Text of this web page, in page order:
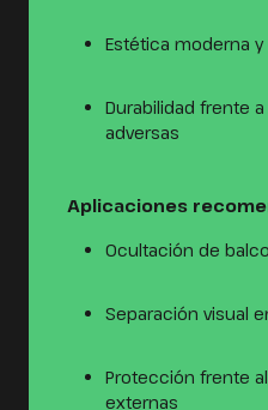
Estética moderna
Durabilidad frente
adversas
Aplicaciones
Ocultación de
Separación visual
Protección frente
externas